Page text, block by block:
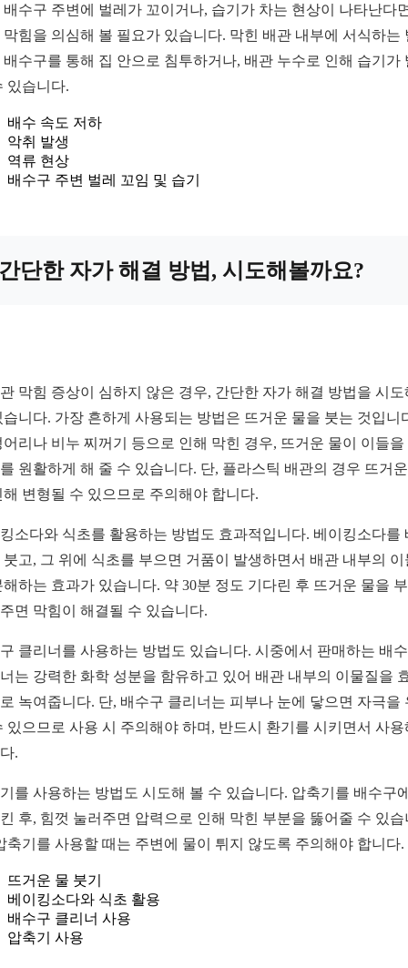
배수구 주변에 벌레가 꼬이거나, 습기가 차는 현상이 나타난다
막힘을 의심해 볼 필요가 있습니다. 막힌 배관 내부에 서식하는
배수구를 통해 집 안으로 침투하거나, 배관 누수로 인해 습기가
있습니다.
배수 속도 저하
악취 발생
역류 현상
배수구 주변 벌레 꼬임 및 습기
단한 자가 해결 방법, 시도해볼까요?
막힘 증상이 심하지 않은 경우, 간단한 자가 해결 방법을 시도
습니다. 가장 흔하게 사용되는 방법은 뜨거운 물을 붓는 것입니
어리나 비누 찌꺼기 등으로 인해 막힌 경우, 뜨거운 물이 이들을
원활하게 해 줄 수 있습니다. 단, 플라스틱 배관의 경우 뜨거
해 변형될 수 있으므로 주의해야 합니다.
소다와 식초를 활용하는 방법도 효과적입니다. 베이킹소다를
붓고, 그 위에 식초를 부으면 거품이 발생하면서 배관 내부의 이
해하는 효과가 있습니다. 약 30분 정도 기다린 후 뜨거운 물을
면 막힘이 해결될 수 있습니다.
클리너를 사용하는 방법도 있습니다. 시중에서 판매하는 배
는 강력한 화학 성분을 함유하고 있어 배관 내부의 이물질을
녹여줍니다. 단, 배수구 클리너는 피부나 눈에 닿으면 자극을
있으므로 사용 시 주의해야 하며, 반드시 환기를 시키면서 사용
.
를 사용하는 방법도 시도해 볼 수 있습니다. 압축기를 배수구
후, 힘껏 눌러주면 압력으로 인해 막힌 부분을 뚫어줄 수 있습
축기를 사용할 때는 주변에 물이 튀지 않도록 주의해야 합니다.
뜨거운 물 붓기
베이킹소다와 식초 활용
배수구 클리너 사용
압축기 사용